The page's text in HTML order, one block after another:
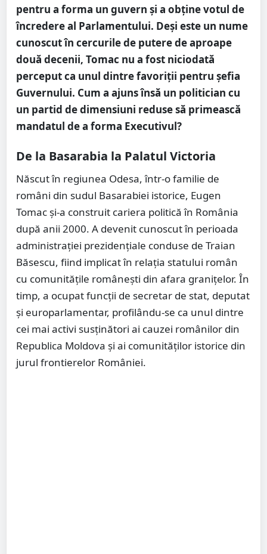
pentru a forma un guvern și a obține votul de
încredere al Parlamentului. Deși este un nume
cunoscut în cercurile de putere de aproape
două decenii, Tomac nu a fost niciodată
perceput ca unul dintre favoriții pentru șefia
Guvernului. Cum a ajuns însă un politician cu
un partid de dimensiuni reduse să primească
mandatul de a forma Executivul?
De la Basarabia la Palatul Victoria
Născut în regiunea Odesa, într-o familie de
români din sudul Basarabiei istorice, Eugen
Tomac și-a construit cariera politică în România
după anii 2000. A devenit cunoscut în perioada
administrației prezidențiale conduse de Traian
Băsescu, fiind implicat în relația statului român
cu comunitățile românești din afara granițelor. În
timp, a ocupat funcții de secretar de stat, deputat
și europarlamentar, profilându-se ca unul dintre
cei mai activi susținători ai cauzei românilor din
Republica Moldova și ai comunităților istorice din
jurul frontierelor României.